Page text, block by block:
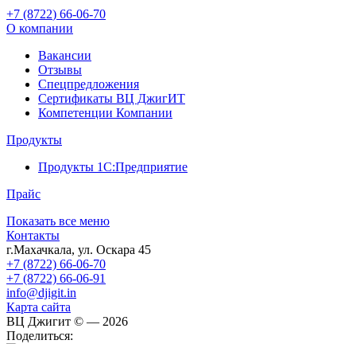
+7 (8722) 66-06-70
О компании
Вакансии
Отзывы
Спецпредложения
Сертификаты ВЦ ДжигИТ
Компетенции Компании
Продукты
Продукты 1С:Предприятие
Прайс
Показать все меню
Контакты
г.Махачкала, ул. Оскара 45
+7 (8722) 66-06-70
+7 (8722) 66-06-91
info@djigit.in
Карта сайта
ВЦ Джигит © — 2026
Поделиться: